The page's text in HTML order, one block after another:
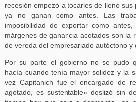
recesión empezó a tocarles de lleno sus
ya no ganan como antes. Las
imposibilidad de exportar como
márgenes de ganancia acotados son la
de vereda del empresariado autóctono y
Por su parte el gobierno no se pudo
hacía cuando tenía mayor solidez y la
vez Capitanich fue el encargado de
agotado, es sustentable» deslizó sin